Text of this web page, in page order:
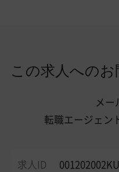
この求人への
メー
転職エージェン
求人ID